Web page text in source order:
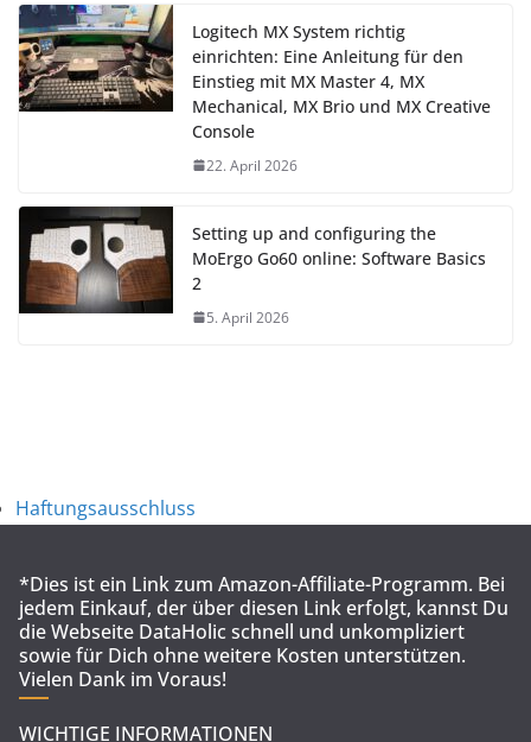
Logitech MX System richtig
einrichten: Eine Anleitung für den
Einstieg mit MX Master 4, MX
Mechanical, MX Brio und MX Creative
Console
22. April 2026
Setting up and configuring the
MoErgo Go60 online: Software Basics
2
5. April 2026
Haftungsausschluss
*Dies ist ein Link zum Amazon-Affiliate-Programm. Bei
jedem Einkauf, der über diesen Link erfolgt, kannst Du
die Webseite DataHolic schnell und unkompliziert
sowie für Dich ohne weitere Kosten unterstützen.
Vielen Dank im Voraus!
WICHTIGE INFORMATIONEN